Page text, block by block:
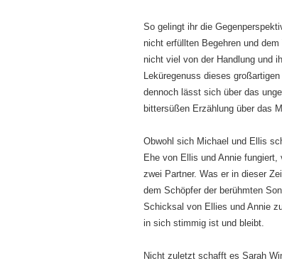
So gelingt ihr die
nicht erfüllten Begehren und
nicht viel von der Handlung und
Leküregenuss dieses
dennoch lässt sich über das
bittersüßen Erzählung über das
Obwohl sich Michael und Ellis
Ehe von Ellis und Annie
zwei Partner. Was er in dieser
dem Schöpfer der berühmten
Schicksal von Ellies und Annie
in sich stimmig ist und bleibt.
Nicht zuletzt schafft es Sarah